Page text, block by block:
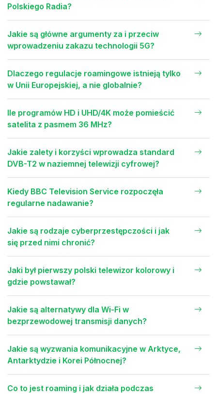
Polskiego Radia?
Jakie są główne argumenty za i przeciw
wprowadzeniu zakazu technologii 5G?
Dlaczego regulacje roamingowe istnieją tylko
w Unii Europejskiej, a nie globalnie?
Ile programów HD i UHD/4K może pomieścić
satelita z pasmem 36 MHz?
Jakie zalety i korzyści wprowadza standard
DVB-T2 w naziemnej telewizji cyfrowej?
Kiedy BBC Television Service rozpoczęła
regularne nadawanie?
Jakie są rodzaje cyberprzestępczości i jak
się przed nimi chronić?
Jaki był pierwszy polski telewizor kolorowy i
gdzie powstawał?
Jakie są alternatywy dla Wi-Fi w
bezprzewodowej transmisji danych?
Jakie są wyzwania komunikacyjne w Arktyce,
Antarktydzie i Korei Północnej?
Co to jest roaming i jak działa podczas